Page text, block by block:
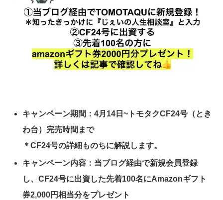
キャンペーン期間：4月14日~トモタクCF24号（とき
わ台）完売時間まで
＊CF24号の詳細ものちに解説します。
キャンペーン内容：当ブログ経由で新規会員登録
し、CF24号に出資した先着100名にAmazonギフト
券2,000円相当分をプレゼント